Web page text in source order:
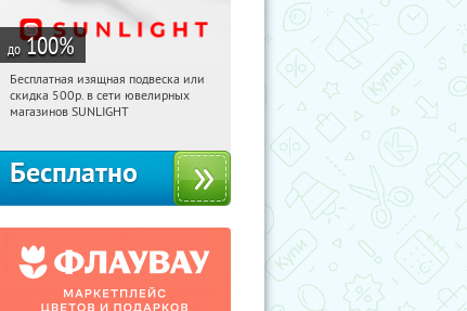
до 100%
17:03:30 Получили:
Россия
Бесплатная изящная подвеска или
скидка 500р. в сети ювелирных
магазинов SUNLIGHT
Бесплатно